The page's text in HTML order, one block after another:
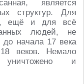
является
структур. Для
ещё и для всё
людей, не
до начала 17 века
веков. Немало
уничтожено и